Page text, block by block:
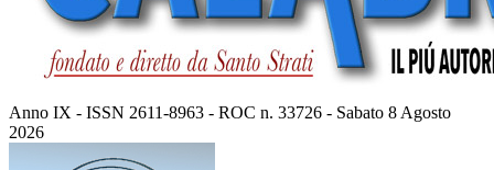
Anno IX - ISSN 2611-8963 - ROC n. 33726 - Sabato 8 Agosto
2026